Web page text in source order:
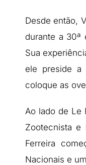
Desde então,
durante a 30ª
Sua
ele preside a
coloque as
Ao lado de Le
Zootecnista e
Ferreira
Nacionais e